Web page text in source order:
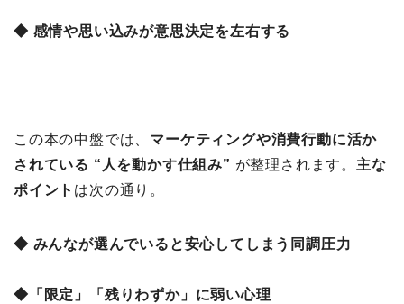
◆ 感情や思い込みが意思決定を左右する
この本の中盤では、 マーケティングや消費行動に活か
されている “人を動かす仕組み” が整理されます。 主な
ポイント は次の通り。
◆ みんなが選んでいると安心してしまう同調圧力
◆「限定」「残りわずか」に弱い心理